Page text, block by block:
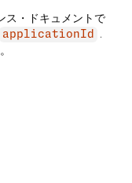
ス・ドキュメントで
applicationId
.